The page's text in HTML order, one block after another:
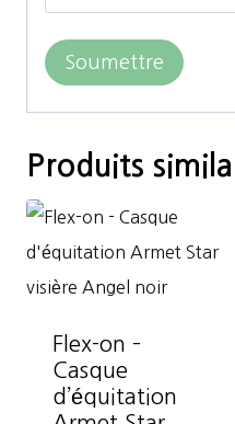
Produits
Flex-on –
Casque
d’équitation